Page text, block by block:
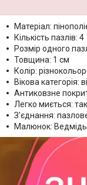
Матеріал:
Кількість пазлів: 4
Розмір одного
Товщина: 1 см
Колір:
Вікова категорія:
Антиковзне
Легко миється: так
З'єднання:
Малюнок: